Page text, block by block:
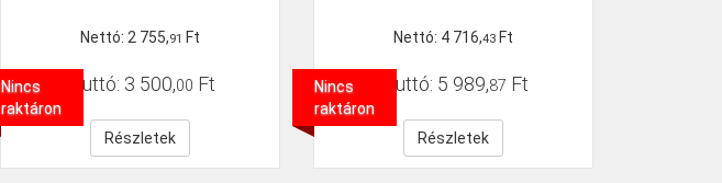
Nettó: 2 755,91 Ft
Bruttó: 3 500,00 Ft
Részletek
Nincs
raktáron
Nettó: 4 716,43 Ft
Bruttó: 5 989,87 Ft
Részletek
Nincs
raktáron